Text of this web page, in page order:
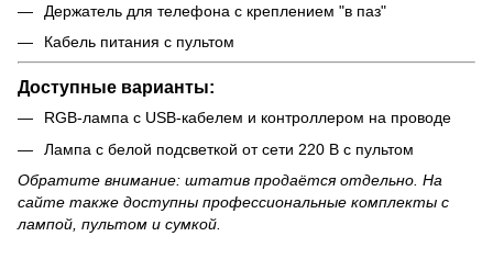
Держатель для телефона с креплением "в паз"
Кабель питания с пультом
Доступные варианты:
RGB-лампа с USB-кабелем и контроллером на проводе
Лампа с белой подсветкой от сети 220 В с пультом
Обратите внимание: штатив продаётся отдельно. На
сайте также доступны профессиональные комплекты с
лампой, пультом и сумкой.